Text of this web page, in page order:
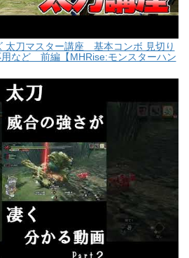
太刀マスター講座 基本コンボ 見切り
用など 前編【MHRise:モンスターハン